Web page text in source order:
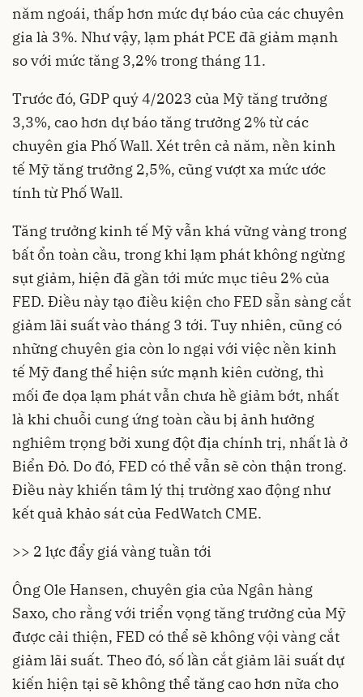
năm ngoái, thấp hơn mức dự báo của các chuyên
gia là 3%. Như vậy, lạm phát PCE đã giảm mạnh
so với mức tăng 3,2% trong tháng 11.
Trước đó, GDP quý 4/2023 của Mỹ tăng trưởng
3,3%, cao hơn dự báo tăng trưởng 2% từ các
chuyên gia Phố Wall. Xét trên cả năm, nền kinh
tế Mỹ tăng trưởng 2,5%, cũng vượt xa mức ước
tính từ Phố Wall.
Tăng trưởng kinh tế Mỹ vẫn khá vững vàng trong
bất ổn toàn cầu, trong khi lạm phát không ngừng
sụt giảm, hiện đã gần tới mức mục tiêu 2% của
FED. Điều này tạo điều kiện cho FED sẵn sàng cắt
giảm lãi suất vào tháng 3 tới. Tuy nhiên, cũng có
những chuyên gia còn lo ngại với việc nền kinh
tế Mỹ đang thể hiện sức mạnh kiên cường, thì
mối đe dọa lạm phát vẫn chưa hề giảm bớt, nhất
là khi chuỗi cung ứng toàn cầu bị ảnh hưởng
nghiêm trọng bởi xung đột địa chính trị, nhất là ở
Biển Đỏ. Do đó, FED có thể vẫn sẽ còn thận trong.
Điều này khiến tâm lý thị trường xao động như
kết quả khảo sát của FedWatch CME.
>> 2 lực đẩy giá vàng tuần tới
Ông Ole Hansen, chuyên gia của Ngân hàng
Saxo, cho rằng với triển vọng tăng trưởng của Mỹ
được cải thiện, FED có thể sẽ không vội vàng cắt
giảm lãi suất. Theo đó, số lần cắt giảm lãi suất dự
kiến hiện tại sẽ không thể tăng cao hơn nữa cho